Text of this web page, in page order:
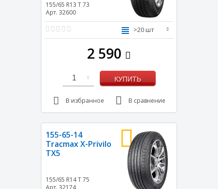
155/65 R13 T73
Арт. 32600
>20 шт
2 590
1 КУПИТЬ
В избранное В сравнение
155-65-14
Tracmax X-Privilo
TX5
155/65 R14T75